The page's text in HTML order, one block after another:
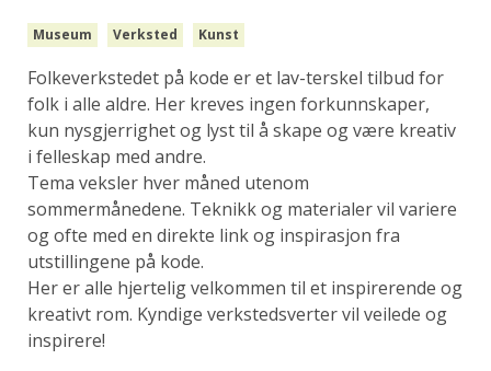
Museum Verksted Kunst
Folkeverkstedet på kode er et lav-terskel tilbud for
folk i alle aldre. Her kreves ingen forkunnskaper,
kun nysgjerrighet og lyst til å skape og være kreativ
i felleskap med andre.
Tema veksler hver måned utenom
sommermånedene. Teknikk og materialer vil variere
og ofte med en direkte link og inspirasjon fra
utstillingene på kode.
Her er alle hjertelig velkommen til et inspirerende og
kreativt rom. Kyndige verkstedsverter vil veilede og
inspirere!